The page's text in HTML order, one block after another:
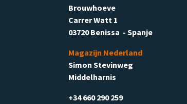
Brouwhoeve
Carrer Watt 1
03720 Benissa - Spanje
Magazijn Nederland
Simon Stevinweg
Middelharnis
+34 660 290 259